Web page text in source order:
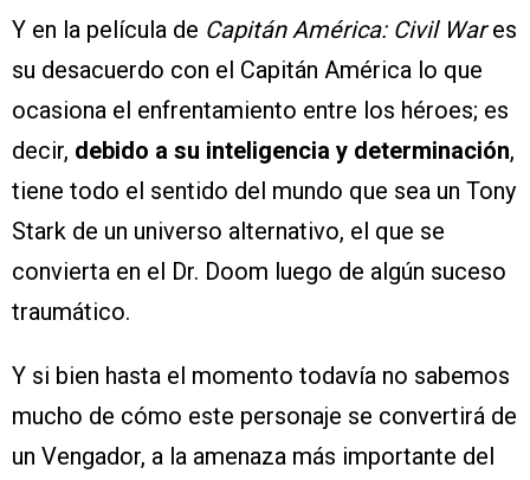
Y en la película de Capitán América: Civil Wares
su desacuerdo con el Capitán América lo que
ocasiona el enfrentamiento entre los héroes; es
decir, debido a su inteligencia y determinación,
tiene todo el sentido del mundo que sea un Tony
Stark de un universo alternativo, el que se
convierta en el Dr. Doom luego de algún suceso
traumático.
Y si bien hasta el momento todavía no sabemos
mucho de cómo este personaje se convertirá de
un Vengador, a la amenaza más importante del